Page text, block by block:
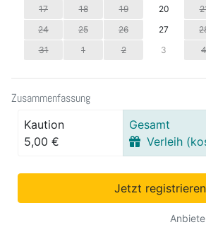
17
18 19 20
24
25 26 27
31
1 2 3 4
Zusammenfassung
Kaution
5,00 €
Gesamt
Verleih
Jetzt